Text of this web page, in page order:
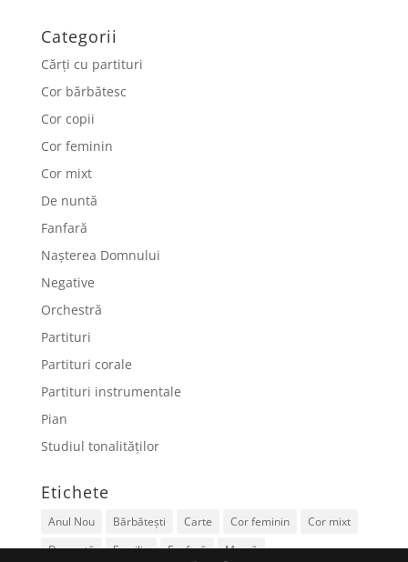
Categorii
Cărți cu partituri
Cor bărbătesc
Cor copii
Cor feminin
Cor mixt
De nuntă
Fanfară
Nașterea Domnului
Negative
Orchestră
Partituri
Partituri corale
Partituri instrumentale
Pian
Studiul tonalităților
Etichete
Anul Nou Bărbătești Carte Cor feminin
Cor mixt
De nuntă
Familie Fanfară Mamă